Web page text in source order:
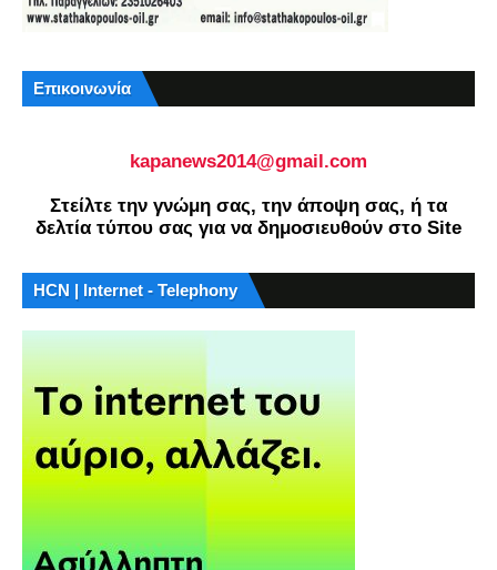
Επικοινωνία
kapanews2014@gmail.com
Στείλτε την γνώμη σας, την άποψη σας, ή τα
δελτία τύπου σας για να δημοσιευθούν στο Site
HCN | Internet - Telephony